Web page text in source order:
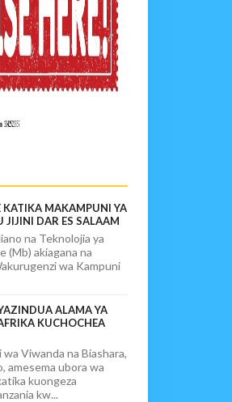
KATIKA MAKAMPUNI YA
JIJINI DAR ES SALAAM
na Teknolojia ya
(Mb) akiagana na
wa Kampuni
ALAMA YA
KUCHOCHEA
wa Viwanda na Biashara,
amesema ubora wa
kuongeza
kw...